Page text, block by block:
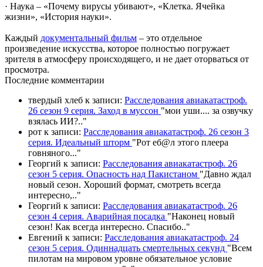
· Наука – «Почему вирусы убивают», «Клетка. Ячейка
жизни», «История науки».
Каждый документальный фильм – это отдельное
произведение искусства, которое полностью погружает
зрителя в атмосферу происходящего, и не дает оторваться от
просмотра.
Последние комментарии
твердый хлеб к записи: Расследования авиакатастроф.
26 сезон 9 серия. Заход в муссон "мои уши.... за озвучку
взялась ИИ?.."
рот к записи: Расследования авиакатастроф. 26 сезон 3
серия. Идеальный шторм "Рот еб@л этого плеера
говняного..."
Георгий к записи: Расследования авиакатастроф. 26
сезон 5 серия. Опасность над Пакистаном "Давно ждал
новый сезон. Хороший формат, смотреть всегда
интересно,.."
Георгий к записи: Расследования авиакатастроф. 26
сезон 4 серия. Аварийная посадка "Наконец новый
сезон! Как всегда интересно. Спасибо.."
Евгений к записи: Расследования авиакатастроф. 24
сезон 5 серия. Одиннадцать смертельных секунд "Всем
пилотам на мировом уровне обязательное условие